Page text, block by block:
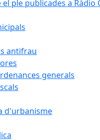
ple publicades a Ràdio
antifrau
generals
d'urbanisme